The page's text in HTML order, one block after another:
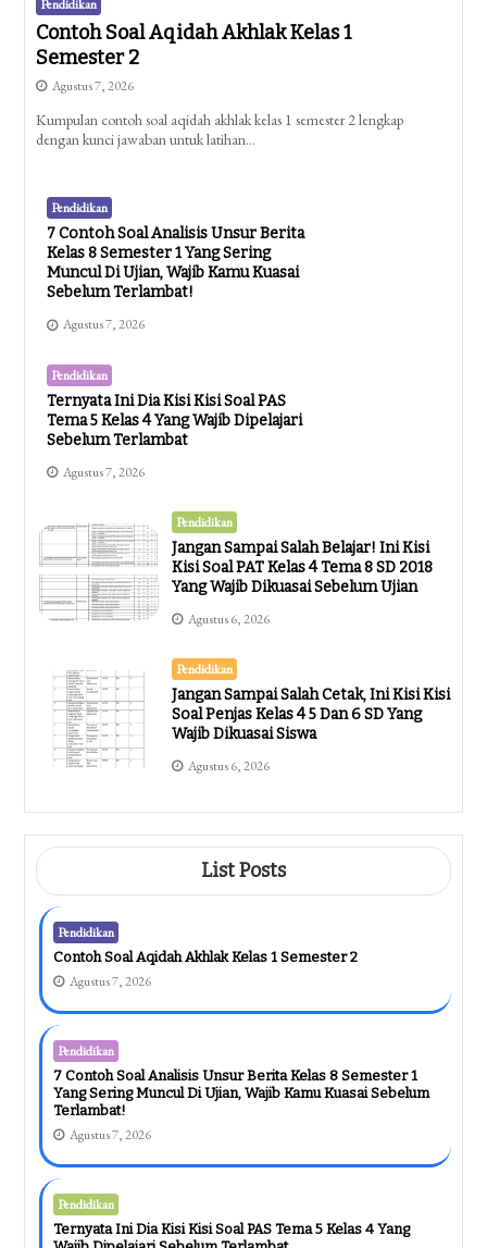
Pendidikan
Contoh Soal Aqidah Akhlak Kelas 1
Semester 2
Agustus 7, 2026
Kumpulan contoh soal aqidah akhlak kelas 1 semester 2 lengkap
dengan kunci jawaban untuk latihan…
Pendidikan
7 Contoh Soal Analisis Unsur Berita
Kelas 8 Semester 1 Yang Sering
Muncul Di Ujian, Wajib Kamu Kuasai
Sebelum Terlambat!
Agustus 7, 2026
Pendidikan
Ternyata Ini Dia Kisi Kisi Soal PAS
Tema 5 Kelas 4 Yang Wajib Dipelajari
Sebelum Terlambat
Agustus 7, 2026
Pendidikan
Jangan Sampai Salah Belajar! Ini Kisi
Kisi Soal PAT Kelas 4 Tema 8 SD 2018
Yang Wajib Dikuasai Sebelum Ujian
Agustus 6, 2026
Pendidikan
Jangan Sampai Salah Cetak, Ini Kisi Kisi
Soal Penjas Kelas 4 5 Dan 6 SD Yang
Wajib Dikuasai Siswa
Agustus 6, 2026
List Posts
Pendidikan
Contoh Soal Aqidah Akhlak Kelas 1 Semester 2
Agustus 7, 2026
Pendidikan
7 Contoh Soal Analisis Unsur Berita Kelas 8 Semester 1
Yang Sering Muncul Di Ujian, Wajib Kamu Kuasai Sebelum
Terlambat!
Agustus 7, 2026
Pendidikan
Ternyata Ini Dia Kisi Kisi Soal PAS Tema 5 Kelas 4 Yang